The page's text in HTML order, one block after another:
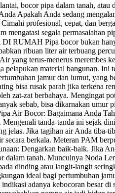
bocor pipa dalam tanah,
Apakah Anda sedang
profesional, cepat, dan
segala permasalahan
Pipa bocor bukan
ribuan liter air terbuang
yang terus-menerus merembes
material bangunan.
jamur dan lumut, yang
bisa rusak parah jika terkena
zat-zat berbahaya. Mengingat
sebab, bisa dikarnakan umur
Air Bocor: Bagaimana Anda
tanda-tanda ini sejak
Jika tagihan air Anda
berkala. Meteran PAM
Dengarkan baik-baik. Jika
tanah. Munculnya Noda
dinding atau langit-langit
ideal bagi pertumbuhan
adanya kebocoran besar